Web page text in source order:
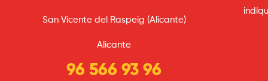
San Vicente del Raspeig (Alicante)
Alicante
96 566 93 96